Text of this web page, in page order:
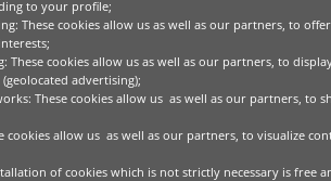
spécialisé plus accessible aux
de leasing d’actifs sont réticentes à
to your profile;
These cookies allow us as well as our partners, to
These cookies allow us as well as our partners, to
advertising);
These cookies allow us as well as our partners, to
cookies allow us as well as our partners, to visualize
of cookies which is not strictly necessary is free